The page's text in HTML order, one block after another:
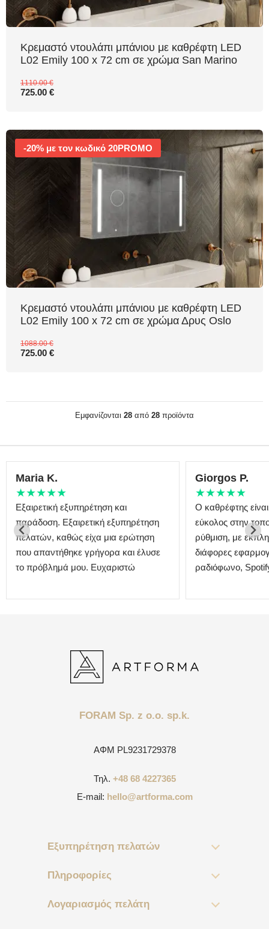
Κρεμαστό ντουλάπι μπάνιου με καθρέφτη LED
L02 Emily 100 x 72 cm σε χρώμα San Marino
1110.00 €
725.00 €
-20% με τον κωδικό 20PROMO
Κρεμαστό ντουλάπι μπάνιου με καθρέφτη LED
L02 Emily 100 x 72 cm σε χρώμα Δρυς Oslo
1088.00 €
725.00 €
Εμφανίζονται 28 από 28 προϊόντα
Maria K.
★★★★★
Εξαιρετική εξυπηρέτηση και
παράδοση. Εξαιρετική εξυπηρέτηση
πελατών, καθώς είχα μια ερώτηση
που απαντήθηκε γρήγορα και έλυσε
το πρόβλημά μου. Ευχαριστώ
Giorgos P.
★★★★★
Ο καθρέφτης
εύκολος στην
ρύθμιση, με
διάφορες
ραδιόφωνο,
FORAM Sp. z o.o. sp.k.
ΑΦΜ PL9231729378
Τηλ. +48 68 4227365
E-mail: hello@artforma.com
Εξυπηρέτηση πελατών
Πληροφορίες
Λογαριασμός πελάτη